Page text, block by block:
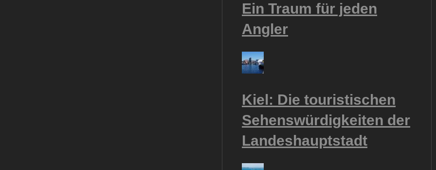
Ein Traum für jeden
Angler
Kiel: Die touristischen
Sehenswürdigkeiten der
Landeshauptstadt